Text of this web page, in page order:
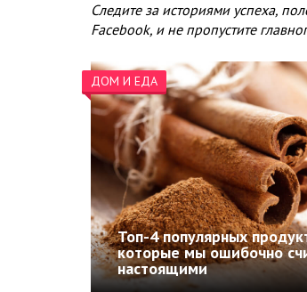
Следите за историями успеха,
Facebook, и не пропустите
ДОМ И ЕДА
Топ-4 популярных
которые мы ошибочно
настоящими